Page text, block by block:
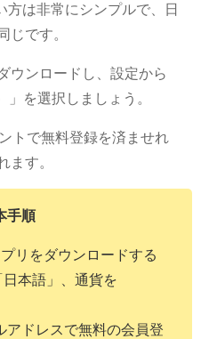
は非常にシンプルで、日
じです。
ウンロードし、設定から
」を選択しましょう。
トで無料登録を済ませれ
ます。
手順
リをダウンロードする
本語」、通貨を
アドレスで無料の会員登